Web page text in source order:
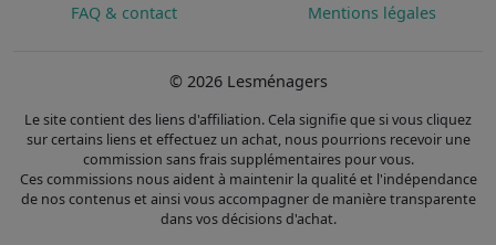
FAQ & contact
Mentions légales
© 2026 Lesménagers
Le site contient des liens d'affiliation. Cela signifie que si vous cliquez
sur certains liens et effectuez un achat, nous pourrions recevoir une
commission sans frais supplémentaires pour vous.
Ces commissions nous aident à maintenir la qualité et l'indépendance
de nos contenus et ainsi vous accompagner de manière transparente
dans vos décisions d'achat.